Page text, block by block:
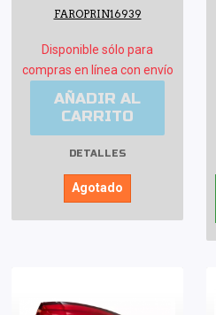
FAROPRIN16939
Disponible sólo para
compras en línea con envío
AÑADIR AL
CARRITO
DETALLES
Agotado